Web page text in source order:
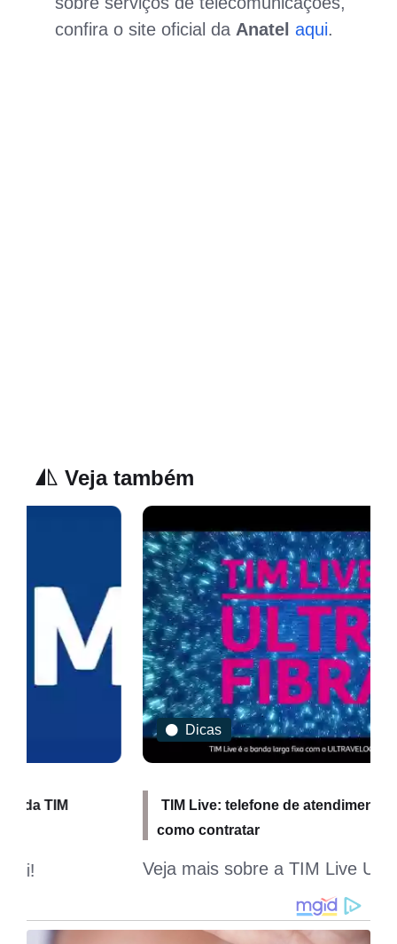
confira o site oficial da Anatel aqui.
Veja também
TIM Live: telefone de atendimento, planos e
Veja mais sobre a TIM Live Ultrafibra